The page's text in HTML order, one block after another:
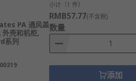
PA 通风盖
壳和机柜,
系列
小计（1 件）
RMB57.77(不含税)
数量
添加